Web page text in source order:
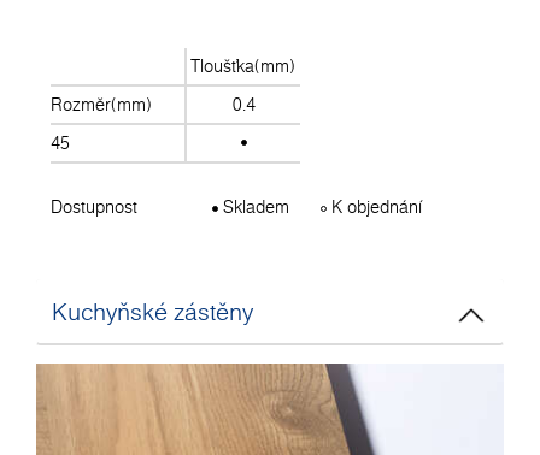
Tloušťka(mm)
Rozměr(mm)
0.4
45
Dostupnost Skladem K objednání
Kuchyňské zástěny